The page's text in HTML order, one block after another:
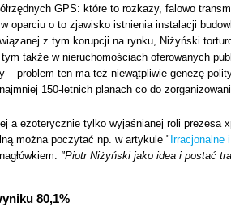
GPS: które to rozkazy, falowo
oparciu o to zjawisko istnienia instalacji
z tym korupcji na rynku, Niżyński
także w nieruchomościach oferowanych
– problem ten ma też niewątpliwie genezę
150-letnich planach co do
a ezoterycznie tylko wyjaśnianej roli
można poczytać np. w artykule " Irracjonalne
"Piotr Niżyński jako idea i postać
80,1%